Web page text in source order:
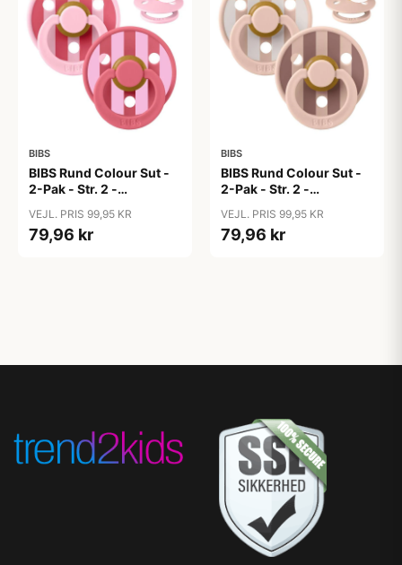
BIBS
BIBS Rund Colour Sut -
2-Pak - Str. 2 -
Studio - Baby Pink/Coral
Mix
VEJL. PRIS 99,95 KR
79,96 kr
BIBS
BIBS Rund Colour Sut -
2-Pak - Str. 2 -
Studio - Blush Mix
VEJL. PRIS 99,95 KR
79,96 kr